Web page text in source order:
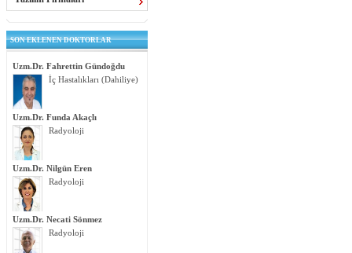
SON EKLENEN DOKTORLAR
Uzm.Dr. Fahrettin Gündoğdu
İç Hastalıkları (Dahiliye)
Uzm.Dr. Funda Akaçlı
Radyoloji
Uzm.Dr. Nilgün Eren
Radyoloji
Uzm.Dr. Necati Sönmez
Radyoloji